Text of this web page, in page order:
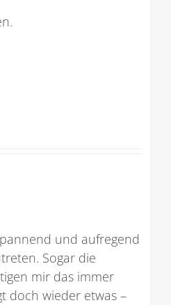
und aufregend
Sogar die
mir das immer
doch wieder etwas –